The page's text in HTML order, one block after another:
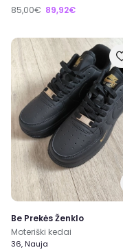
85,00€ 89,92€
Be Prekės Ženklo
Moteriški kedai
36, Nauja